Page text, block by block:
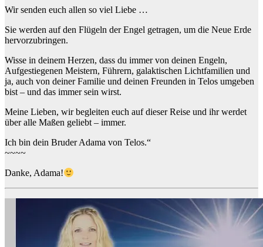
Wir senden euch allen so viel Liebe …
Sie werden auf den Flügeln der Engel getragen, um die Neue Erde
hervorzubringen.
Wisse in deinem Herzen, dass du immer von deinen Engeln,
Aufgestiegenen Meistern, Führern, galaktischen Lichtfamilien und
ja, auch von deiner Familie und deinen Freunden in Telos umgeben
bist – und das immer sein wirst.
Meine Lieben, wir begleiten euch auf dieser Reise und ihr werdet
über alle Maßen geliebt – immer.
Ich bin dein Bruder Adama von Telos.“
~~~~
Danke, Adama!